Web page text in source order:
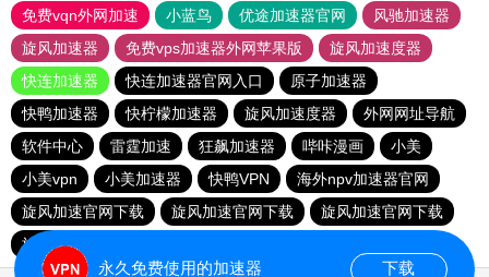
免费vqn外网加速
小蓝鸟 优途加速器官网
风驰加速器
旋风加速器
免费vps加速器外网苹果版
旋风加速度器
快连加速器
快连加速器官网入口
原子加速器
快鸭加速器
快柠檬加速器 旋风加速度器
外网网址导航
软件中心
雷霆加速 狂飙加速器 哔咔漫画
小美
小美vpn
小美加速器 快鸭VPN
海外npv加速器官网
旋风加速官网下载
旋风加速官网下载
旋风加速官网下载
旋风加速官网下载
永久免费使用的加速器 下载